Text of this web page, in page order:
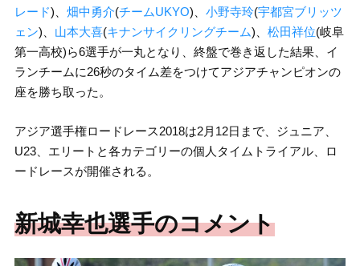
レード)、 畑中勇介(チームUKYO)、 小野寺玲(宇都宮ブリッツ
ェン)、 山本大喜(キナンサイクリングチーム)、 松田祥位(岐阜
第一高校)ら6選手が一丸となり、終盤で巻き返した結果、イ
ランチームに26秒のタイム差をつけてアジアチャンピオンの
座を勝ち取った。
アジア選手権ロードレース2018は2月12日まで、ジュニア、
U23、エリートと各カテゴリーの個人タイムトライアル、ロ
ードレースが開催される。
新城幸也選手のコメント